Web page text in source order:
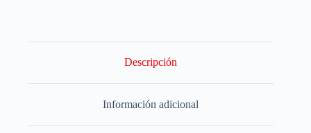
Descripción
Información adicional